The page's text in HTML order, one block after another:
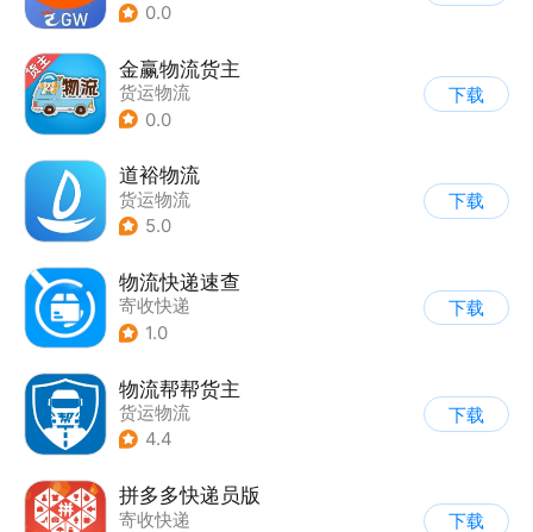
0.0
金赢物流货主
货运物流
0.0
下载
道裕物流
货运物流
5.0
下载
物流快递速查
寄收快递
1.0
下载
物流帮帮货主
货运物流
4.4
下载
拼多多快递员版
寄收快递
下载